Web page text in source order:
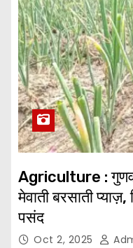
Agriculture :
मेवाती बरसाती
पसंद
Oct 2, 2025